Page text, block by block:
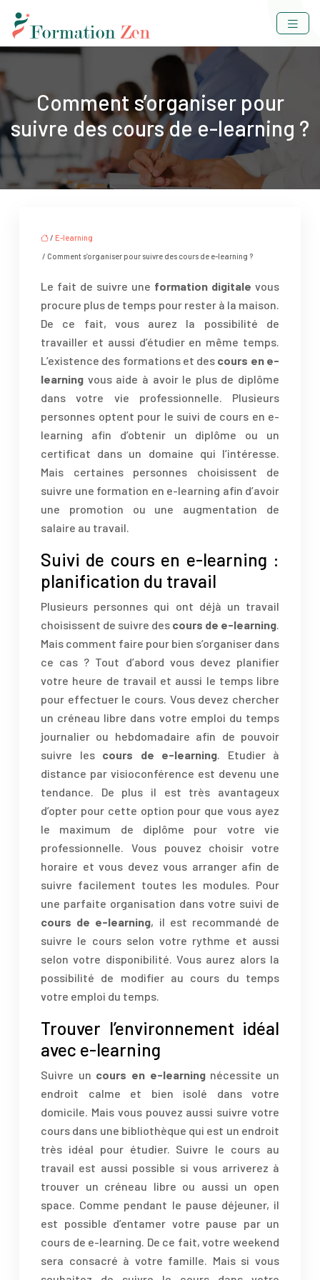
Comment s’organiser pour
suivre des cours de e-learning ?
/ E-learning
/ Comment s’organiser pour suivre des cours de e-learning ?
Le fait de suivre une formation digitale vous
procure plus de temps pour rester à la maison.
De ce fait, vous aurez la possibilité de
travailler et aussi d’étudier en même temps.
L’existence des formations et des cours en e-
learning vous aide à avoir le plus de diplôme
dans votre vie professionnelle. Plusieurs
personnes optent pour le suivi de cours en e-
learning afin d’obtenir un diplôme ou un
certificat dans un domaine qui l’intéresse.
Mais certaines personnes choisissent de
suivre une formation en e-learning afin d’avoir
une promotion ou une augmentation de
salaire au travail.
Suivi de cours en e-learning :
planification du travail
Plusieurs personnes qui ont déjà un travail
choisissent de suivre des cours de e-learning.
Mais comment faire pour bien s’organiser dans
ce cas ? Tout d’abord vous devez planifier
votre heure de travail et aussi le temps libre
pour effectuer le cours. Vous devez chercher
un créneau libre dans votre emploi du temps
journalier ou hebdomadaire afin de pouvoir
suivre les cours de e-learning. Etudier à
distance par visioconférence est devenu une
tendance. De plus il est très avantageux
d’opter pour cette option pour que vous ayez
le maximum de diplôme pour votre vie
professionnelle. Vous pouvez choisir votre
horaire et vous devez vous arranger afin de
suivre facilement toutes les modules. Pour
une parfaite organisation dans votre suivi de
cours de e-learning, il est recommandé de
suivre le cours selon votre rythme et aussi
selon votre disponibilité. Vous aurez alors la
possibilité de modifier au cours du temps
votre emploi du temps.
Trouver l’environnement idéal
avec e-learning
Suivre un cours en e-learningnécessite un
endroit calme et bien isolé dans votre
domicile. Mais vous pouvez aussi suivre votre
cours dans une bibliothèque qui est un endroit
très idéal pour étudier. Suivre le cours au
travail est aussi possible si vous arriverez à
trouver un créneau libre ou aussi un open
space. Comme pendant le pause déjeuner, il
est possible d’entamer votre pause par un
cours de e-learning. De ce fait, votre weekend
sera consacré à votre famille. Mais si vous